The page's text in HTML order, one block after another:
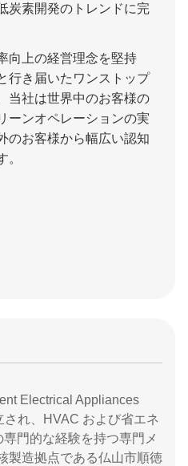
炭素開発のトレンドに完
向上の経営理念を堅持
行き届いたワンストップ
当社は世界中のお客様の
ーンオペレーションの実
のお客様から幅広い認知
。
Electrical Appliances
され、HVAC および省エネ
門的な経験を持つ専門メ
製造拠点である仏山市順徳